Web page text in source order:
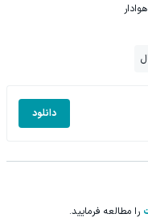
دانلود
را مطالعه فرمایید.